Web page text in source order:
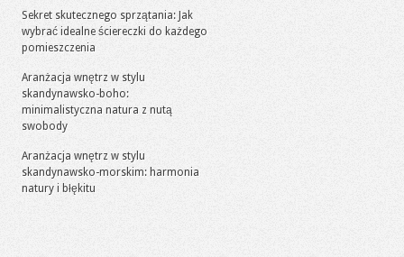
Sekret skutecznego sprzątania: Jak
wybrać idealne ściereczki do każdego
pomieszczenia
Aranżacja wnętrz w stylu
skandynawsko-boho:
minimalistyczna natura z nutą
swobody
Aranżacja wnętrz w stylu
skandynawsko-morskim: harmonia
natury i błękitu